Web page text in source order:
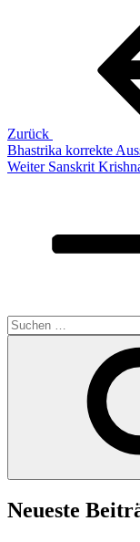
Zurück
Bhastrika korrekte
Nächster
Weiter Sanskrit
Suchen
nach:
Neueste